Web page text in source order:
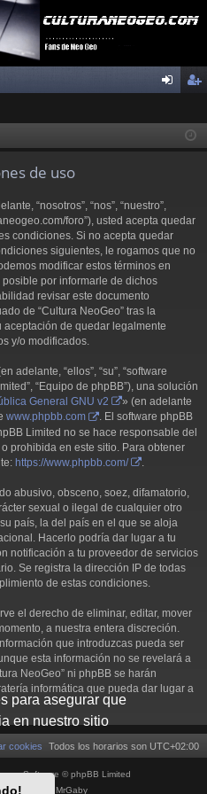
para asegurar que
en nuestro sitio
se
ist
de uso
“nosotros”, “nos”, “nuestro”,
foro”), usted acepta quedar
condiciones. Si no acepta quedar
siguientes, le rogamos que no
modificar estos términos en
por informarle de dichos
revisar este documento
de “Cultura NeoGeo” tras la
de quedar legalmente
y/o modificados.
adelante, “ellos”, “su”, “software
“Equipo de phpBB”), una solución
General GNU v2
» (en adelante
www.phpbb.com
. El software phpBB
Limited no se hace responsable del
prohibida en este sitio. Para obtener
https://www.phpbb.com/ .
abusivo, obsceno, soez, difamatorio,
sexual o ilegal de cualquier otro
país, la del país en el que se aloja
Hacerlo podría dar lugar a tu
notificación a tu proveedor de servicios
Se registra la dirección IP de todas
de estas condiciones.
el derecho de eliminar, editar, mover
a nuestra entera discreción.
que introduzcas pueda ser
esta información no se revelará a
NeoGeo” ni phpBB se harán
informática que pueda dar lugar a
Todos los horarios son UTC+02:00
cookies
Software © phpBB Limited
3.3 por MrGaby